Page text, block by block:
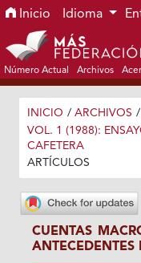
Ir al menú de
Ir al contenido
Ir al pie de página del
Inicio Idioma
Número Actual Archivos
INICIO / ARCHIVOS /
VOL. 1 (1988):
CAFETERA
ARTÍCULOS
CUENTAS
ANTECEDENTES